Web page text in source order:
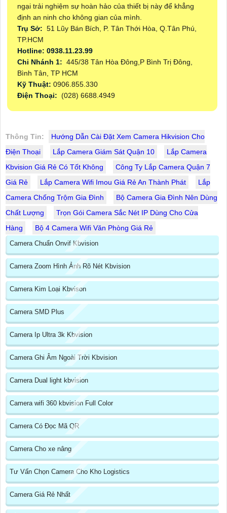
ngại trải nghiệm sự hoàn hảo của thiết bị này để khẳng
định an ninh cho không gian của mình.
Trụ Sở: 51 Lũy Bán Bích, P. Tân Thới Hòa, Q.Tân Phú,
TP.HCM
Hotline: 0938.11.23.99
Chi Nhánh 1: 445/38 Tân Hòa Đông,P Bình Trị Đông,
Bình Tân, TP HCM
Kỹ Thuật: 0906.855.330
Điện Thoại: (028) 6688.4949
Thông Tin:
Hướng Dẫn Cài Đặt Xem Camera Hikvision Cho
Điện Thoại
Lắp Camera Giám Sát Quận 10
Lắp Camera
Kbvision Giá Rẻ Có Tốt Không
Công Ty Lắp Camera Quận 7
Giá Rẻ
Lắp Camera Wifi Imou Giá Rẻ An Thành Phát
Lắp
Camera Chống Trộm Gia Đình
Bộ Camera Gia Đình Nên Dùng
Chất Lượng
Trọn Gói Camera Sắc Nét IP Dùng Cho Cửa
Hàng
Bộ 4 Camera Wifi Văn Phòng Giá Rẻ
Camera Chuẩn Onvif Kbvision
Camera Zoom Hình Ảnh Rõ Nét Kbvision
Camera Kim Loại Kbvison
Camera SMD Plus
Camera Ip Ultra 3k Kbvision
Camera Ghi Âm Ngoài Trời Kbvision
Camera Dual light kbvision
Camera wifi 360 kbvision Full Color
Camera Có Đọc Mã QR
Camera Cho xe nâng
Tư Vấn Chọn Camera Cho Kho Logistics
Camera Giá Rẻ Nhất